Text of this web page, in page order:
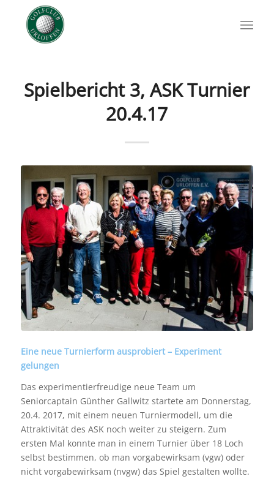
Spielbericht 3, ASK Turnier
20.4.17
Eine neue Turnierform ausprobiert – Experiment
gelungen
Das experimentierfreudige neue Team um
Seniorcaptain Günther Gallwitz startete am Donnerstag,
20.4. 2017, mit einem neuen Turniermodell, um die
Attraktivität des ASK noch weiter zu steigern. Zum
ersten Mal konnte man in einem Turnier über 18 Loch
selbst bestimmen, ob man vorgabewirksam (vgw) oder
nicht vorgabewirksam (nvgw) das Spiel gestalten wollte.